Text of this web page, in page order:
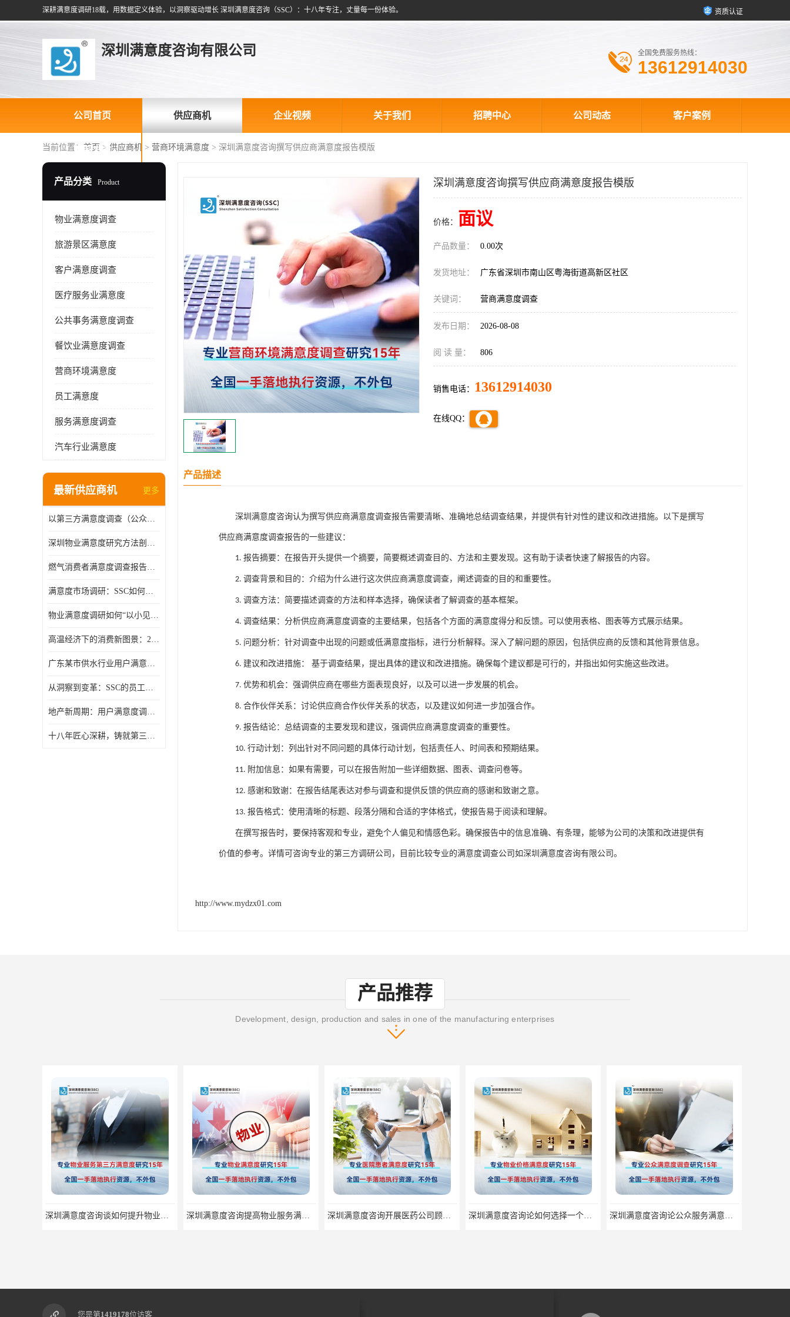
深耕满意度调研18载，用数据定义体验，以洞察驱动增长 深圳满意度咨询（SSC）：十八年专注，丈量每一份体验。 资质认证
深圳满意度咨询有限公司 全国免费服务热线：
13612914030
公司首页 供应商机 企业视频 关于我们 招聘中心 公司动态 客户案例
联系方式
当前位置： 首页 > 供应商机 > 营商环境满意度 > 深圳满意度咨询撰写供应商满意度报告模版
产品分类 Product
物业满意度调查
旅游景区满意度
客户满意度调查
医疗服务业满意度
公共事务满意度调查
餐饮业满意度调查
营商环境满意度
员工满意度
服务满意度调查
汽车行业满意度
最新供应商机 更多
以第三方满意度调查（公众满意度调查），驱动供水服务升级
深圳物业满意度研究方法剖析：选择合适的“听诊器”
燃气消费者满意度调查报告（公众满意度调查）
满意度市场调研：SSC如何用报告让满意度“活”起来？
物业满意度调研如何“以小见大”？SSC动态抽样模型给出答案
高温经济下的消费新图景：2025年夏季消费满意度洞察
广东某市供水行业用户满意度调查报告
从洞察到变革：SSC的员工满意度调研组织诊断模型
地产新周期：用户满意度调研的价值回归
十八年匠心深耕，铸就第三方满意度调查权威
深圳满意度咨询撰写供应商满意度报告模版
价格： 面议
产品数量： 0.00次
发货地址： 广东省深圳市南山区粤海街道高新区社区
关键词： 营商满意度调查
发布日期： 2026-08-08
阅 读 量： 806
销售电话： 13612914030
在线QQ：
产品描述
深圳满意度咨询认为撰写供应商满意度调查报告需要清晰、准确地总结调查结果，并提供有针对性的建议和改进措施。以下是撰写
供应商满意度调查报告的一些建议：
1. 报告摘要：在报告开头提供一个摘要，简要概述调查目的、方法和主要发现。这有助于读者快速了解报告的内容。
2. 调查背景和目的：介绍为什么进行这次供应商满意度调查，阐述调查的目的和重要性。
3. 调查方法：简要描述调查的方法和样本选择，确保读者了解调查的基本框架。
4. 调查结果：分析供应商满意度调查的主要结果，包括各个方面的满意度得分和反馈。可以使用表格、图表等方式展示结果。
5. 问题分析：针对调查中出现的问题或低满意度指标，进行分析解释。深入了解问题的原因，包括供应商的反馈和其他背景信息。
6. 建议和改进措施： 基于调查结果，提出具体的建议和改进措施。确保每个建议都是可行的，并指出如何实施这些改进。
7. 优势和机会：强调供应商在哪些方面表现良好，以及可以进一步发展的机会。
8. 合作伙伴关系：讨论供应商合作伙伴关系的状态，以及建议如何进一步加强合作。
9. 报告结论：总结调查的主要发现和建议，强调供应商满意度调查的重要性。
10. 行动计划：列出针对不同问题的具体行动计划，包括责任人、时间表和预期结果。
11. 附加信息：如果有需要，可以在报告附加一些详细数据、图表、调查问卷等。
12. 感谢和致谢：在报告结尾表达对参与调查和提供反馈的供应商的感谢和致谢之意。
13. 报告格式：使用清晰的标题、段落分隔和合适的字体格式，使报告易于阅读和理解。
在撰写报告时，要保持客观和专业，避免个人偏见和情感色彩。确保报告中的信息准确、有条理，能够为公司的决策和改进提供有
价值的参考。 详情可咨询专业的第三方调研公司 ， 目前比较专业的满意度调查公司如深圳满意度咨询有限公司。
http://www.mydzx01.com
产品推荐
Development, design, production and sales in one of the manufacturing enterprises
深圳满意度咨询谈如何提升物业满意度 深圳满意度咨询提高物业服务满意度调查方案 深圳满意度咨询开展医药公司顾客满意度调查 深圳满意度咨询论如何选择一个好的物业满意度公司 深圳满意度咨询论公众服务满意度调查的意义
您是第1419178位访客